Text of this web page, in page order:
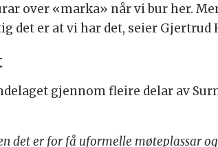
over «marka» når vi bur her.
det er at vi har det, seier
gjennom fleire delar av
det er for få uformelle møteplassar